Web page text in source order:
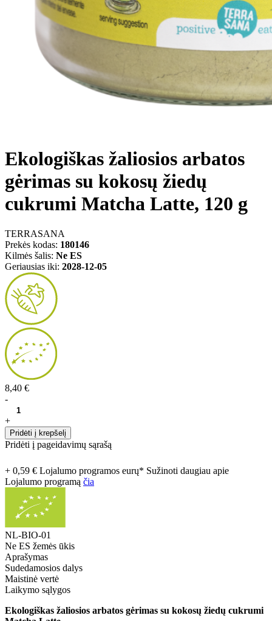
Ekologiškas žaliosios arbatos
gėrimas su kokosų žiedų
cukrumi Matcha Latte, 120 g
TERRASANA
Prekės kodas: 180146
Kilmės šalis: Ne ES
Geriausias iki: 2028-12-05
8,40 €
-
+
Pridėti į krepšelį
Pridėti į pageidavimų sąrašą
+ 0,59 € Lojalumo programos eurų* Sužinoti daugiau apie
Lojalumo programą čia
NL-BIO-01
Ne ES žemės ūkis
Aprašymas
Sudedamosios dalys
Maistinė vertė
Laikymo sąlygos
Ekologiškas žaliosios arbatos gėrimas su kokosų žiedų cukrumi